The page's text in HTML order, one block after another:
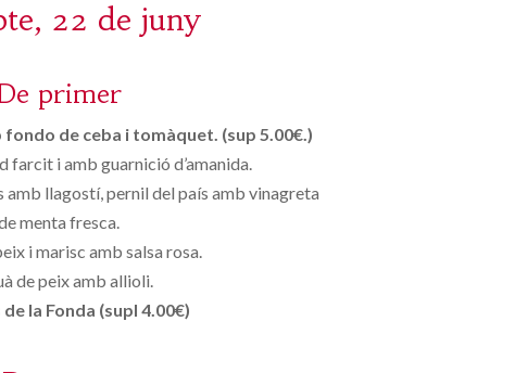
22 de juny
primer
de ceba i tomàquet. (sup 5.00€.)
farcit i amb guarnició d’amanida.
amb llagostí, pernil del país amb vinagreta
menta fresca.
i marisc amb salsa rosa.
de peix amb allioli.
la Fonda (supl 4.00€)